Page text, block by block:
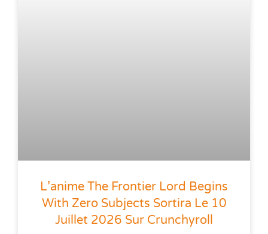
L’anime The Frontier Lord Begins
With Zero Subjects Sortira Le 10
Juillet 2026 Sur Crunchyroll